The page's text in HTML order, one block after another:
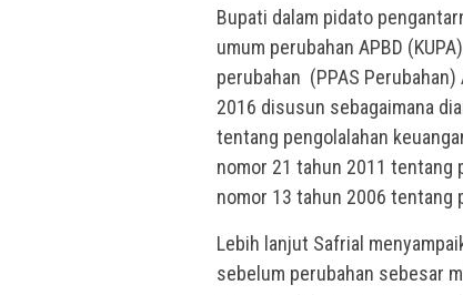
Bupati dalam pidato
umum perubahan APBD
perubahan (PPAS Perubahan)
2016 disusun sebagaimana
tentang pengolalahan
nomor 21 tahun 2011 tentang
nomor 13 tahun 2006 tentang
Lebih lanjut Safrial
sebelum perubahan sebesar